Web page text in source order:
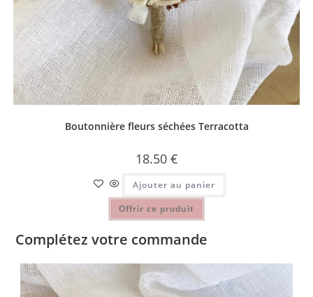
Boutonnière fleurs séchées Terracotta
18.50 €
Ajouter au panier
Offrir ce produit
Complétez votre commande